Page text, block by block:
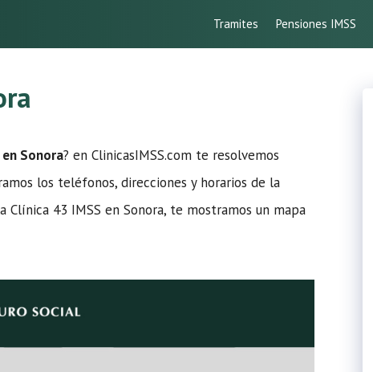
Tramites Pensiones IMSS
Sonora? en ClinicasIMSS.com te resolvemos
los teléfonos, direcciones y horarios de la
43 IMSS en Sonora, te mostramos un mapa